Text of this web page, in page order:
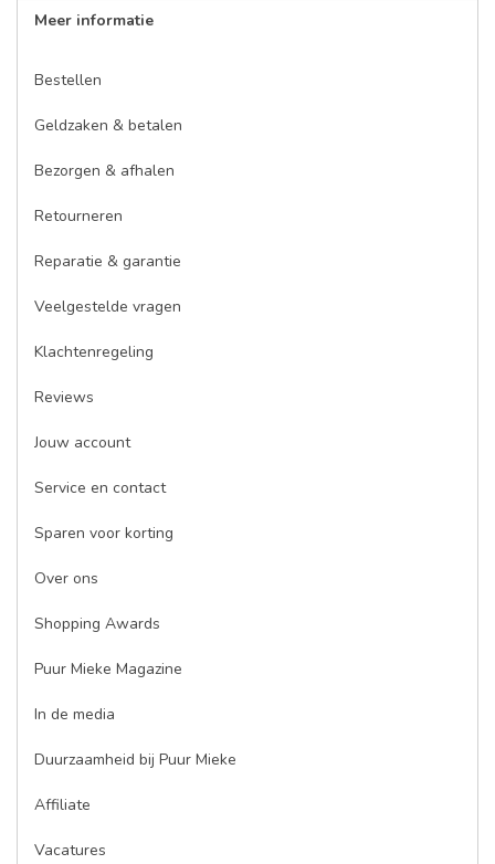
Meer informatie
Bestellen
Geldzaken & betalen
Bezorgen & afhalen
Retourneren
Reparatie & garantie
Veelgestelde vragen
Klachtenregeling
Reviews
Jouw account
Service en contact
Sparen voor korting
Over ons
Shopping Awards
Puur Mieke Magazine
In de media
Duurzaamheid bij Puur Mieke
Affiliate
Vacatures